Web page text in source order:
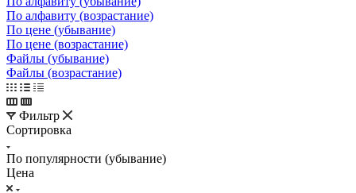
По алфавиту (возрастание)
По цене (убывание)
По цене (возрастание)
Файлы (убывание)
Файлы (возрастание)
Фильтр
Сортировка
По популярности (убывание)
Цена